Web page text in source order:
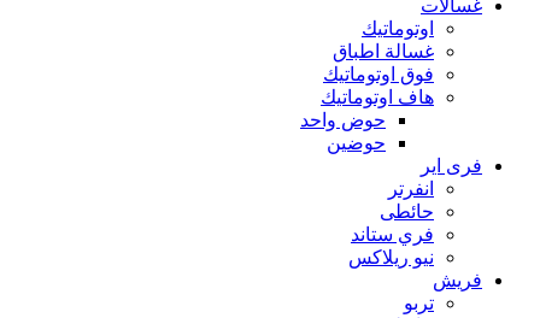
غسالات
اوتوماتيك
غسالة اطباق
فوق اوتوماتيك
هاف اوتوماتيك
حوض واحد
حوضين
فرى اير
انفرتر
حائطى
فري ستاند
نيو ريلاكس
فريش
تربو